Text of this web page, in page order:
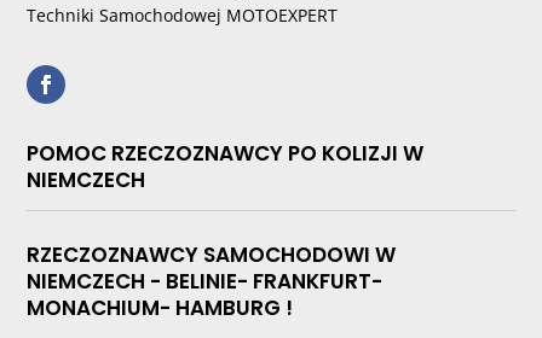
Techniki Samochodowej MOTOEXPERT
POMOC RZECZOZNAWCY PO KOLIZJI W
NIEMCZECH
RZECZOZNAWCY SAMOCHODOWI W
NIEMCZECH - BELINIE- FRANKFURT-
MONACHIUM- HAMBURG !